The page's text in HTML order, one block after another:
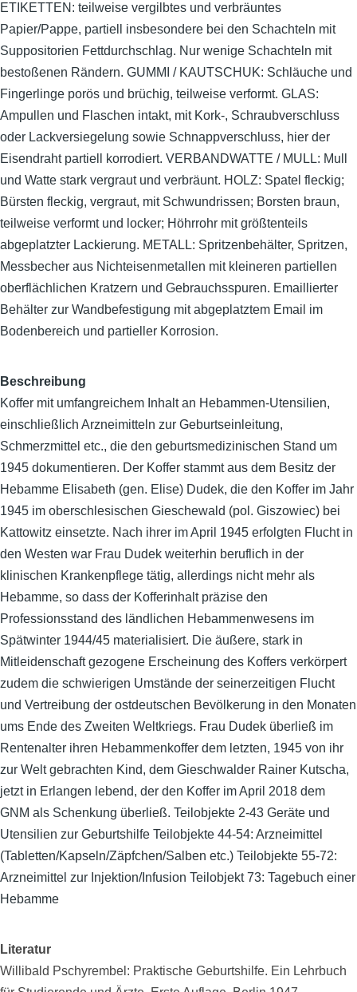
ETIKETTEN: teilweise vergilbtes und verbräuntes
Papier/Pappe, partiell insbesondere bei den Schachteln mit
Suppositorien Fettdurchschlag. Nur wenige Schachteln mit
bestoßenen Rändern. GUMMI / KAUTSCHUK: Schläuche und
Fingerlinge porös und brüchig, teilweise verformt. GLAS:
Ampullen und Flaschen intakt, mit Kork-, Schraubverschluss
oder Lackversiegelung sowie Schnappverschluss, hier der
Eisendraht partiell korrodiert. VERBANDWATTE / MULL: Mull
und Watte stark vergraut und verbräunt. HOLZ: Spatel fleckig;
Bürsten fleckig, vergraut, mit Schwundrissen; Borsten braun,
teilweise verformt und locker; Höhrrohr mit größtenteils
abgeplatzter Lackierung. METALL: Spritzenbehälter, Spritzen,
Messbecher aus Nichteisenmetallen mit kleineren partiellen
oberflächlichen Kratzern und Gebrauchsspuren. Emaillierter
Behälter zur Wandbefestigung mit abgeplatztem Email im
Bodenbereich und partieller Korrosion.
Beschreibung
Koffer mit umfangreichem Inhalt an Hebammen-Utensilien,
einschließlich Arzneimitteln zur Geburtseinleitung,
Schmerzmittel etc., die den geburtsmedizinischen Stand um
1945 dokumentieren. Der Koffer stammt aus dem Besitz der
Hebamme Elisabeth (gen. Elise) Dudek, die den Koffer im Jahr
1945 im oberschlesischen Gieschewald (pol. Giszowiec) bei
Kattowitz einsetzte. Nach ihrer im April 1945 erfolgten Flucht in
den Westen war Frau Dudek weiterhin beruflich in der
klinischen Krankenpflege tätig, allerdings nicht mehr als
Hebamme, so dass der Kofferinhalt präzise den
Professionsstand des ländlichen Hebammenwesens im
Spätwinter 1944/45 materialisiert. Die äußere, stark in
Mitleidenschaft gezogene Erscheinung des Koffers verkörpert
zudem die schwierigen Umstände der seinerzeitigen Flucht
und Vertreibung der ostdeutschen Bevölkerung in den Monaten
ums Ende des Zweiten Weltkriegs. Frau Dudek überließ im
Rentenalter ihren Hebammenkoffer dem letzten, 1945 von ihr
zur Welt gebrachten Kind, dem Gieschwalder Rainer Kutscha,
jetzt in Erlangen lebend, der den Koffer im April 2018 dem
GNM als Schenkung überließ. Teilobjekte 2-43 Geräte und
Utensilien zur Geburtshilfe Teilobjekte 44-54: Arzneimittel
(Tabletten/Kapseln/Zäpfchen/Salben etc.) Teilobjekte 55-72:
Arzneimittel zur Injektion/Infusion Teilobjekt 73: Tagebuch einer
Hebamme
Literatur
Willibald Pschyrembel: Praktische Geburtshilfe. Ein Lehrbuch